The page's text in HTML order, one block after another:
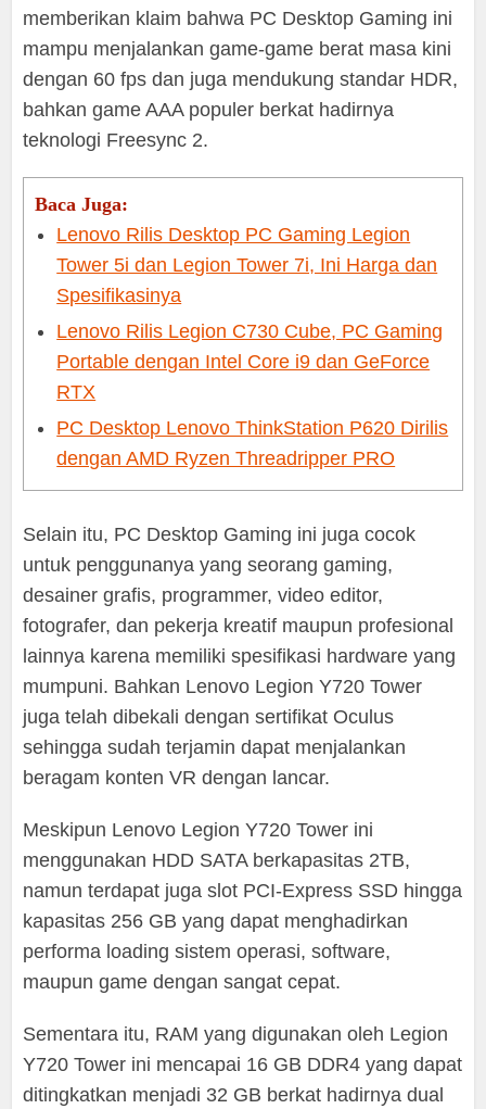
memberikan klaim bahwa PC Desktop Gaming ini
mampu menjalankan game-game berat masa kini
dengan 60 fps dan juga mendukung standar HDR,
bahkan game AAA populer berkat hadirnya
teknologi Freesync 2.
Baca Juga:
Lenovo Rilis Desktop PC Gaming Legion
Tower 5i dan Legion Tower 7i, Ini Harga dan
Spesifikasinya
Lenovo Rilis Legion C730 Cube, PC Gaming
Portable dengan Intel Core i9 dan GeForce
RTX
PC Desktop Lenovo ThinkStation P620 Dirilis
dengan AMD Ryzen Threadripper PRO
Selain itu, PC Desktop Gaming ini juga cocok
untuk penggunanya yang seorang gaming,
desainer grafis, programmer, video editor,
fotografer, dan pekerja kreatif maupun profesional
lainnya karena memiliki spesifikasi hardware yang
mumpuni. Bahkan Lenovo Legion Y720 Tower
juga telah dibekali dengan sertifikat Oculus
sehingga sudah terjamin dapat menjalankan
beragam konten VR dengan lancar.
Meskipun Lenovo Legion Y720 Tower ini
menggunakan HDD SATA berkapasitas 2TB,
namun terdapat juga slot PCI-Express SSD hingga
kapasitas 256 GB yang dapat menghadirkan
performa loading sistem operasi, software,
maupun game dengan sangat cepat.
Sementara itu, RAM yang digunakan oleh Legion
Y720 Tower ini mencapai 16 GB DDR4 yang dapat
ditingkatkan menjadi 32 GB berkat hadirnya dual